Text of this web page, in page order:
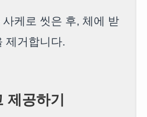
케로 씻은 후, 체에 받
제거합니다.
제공하기